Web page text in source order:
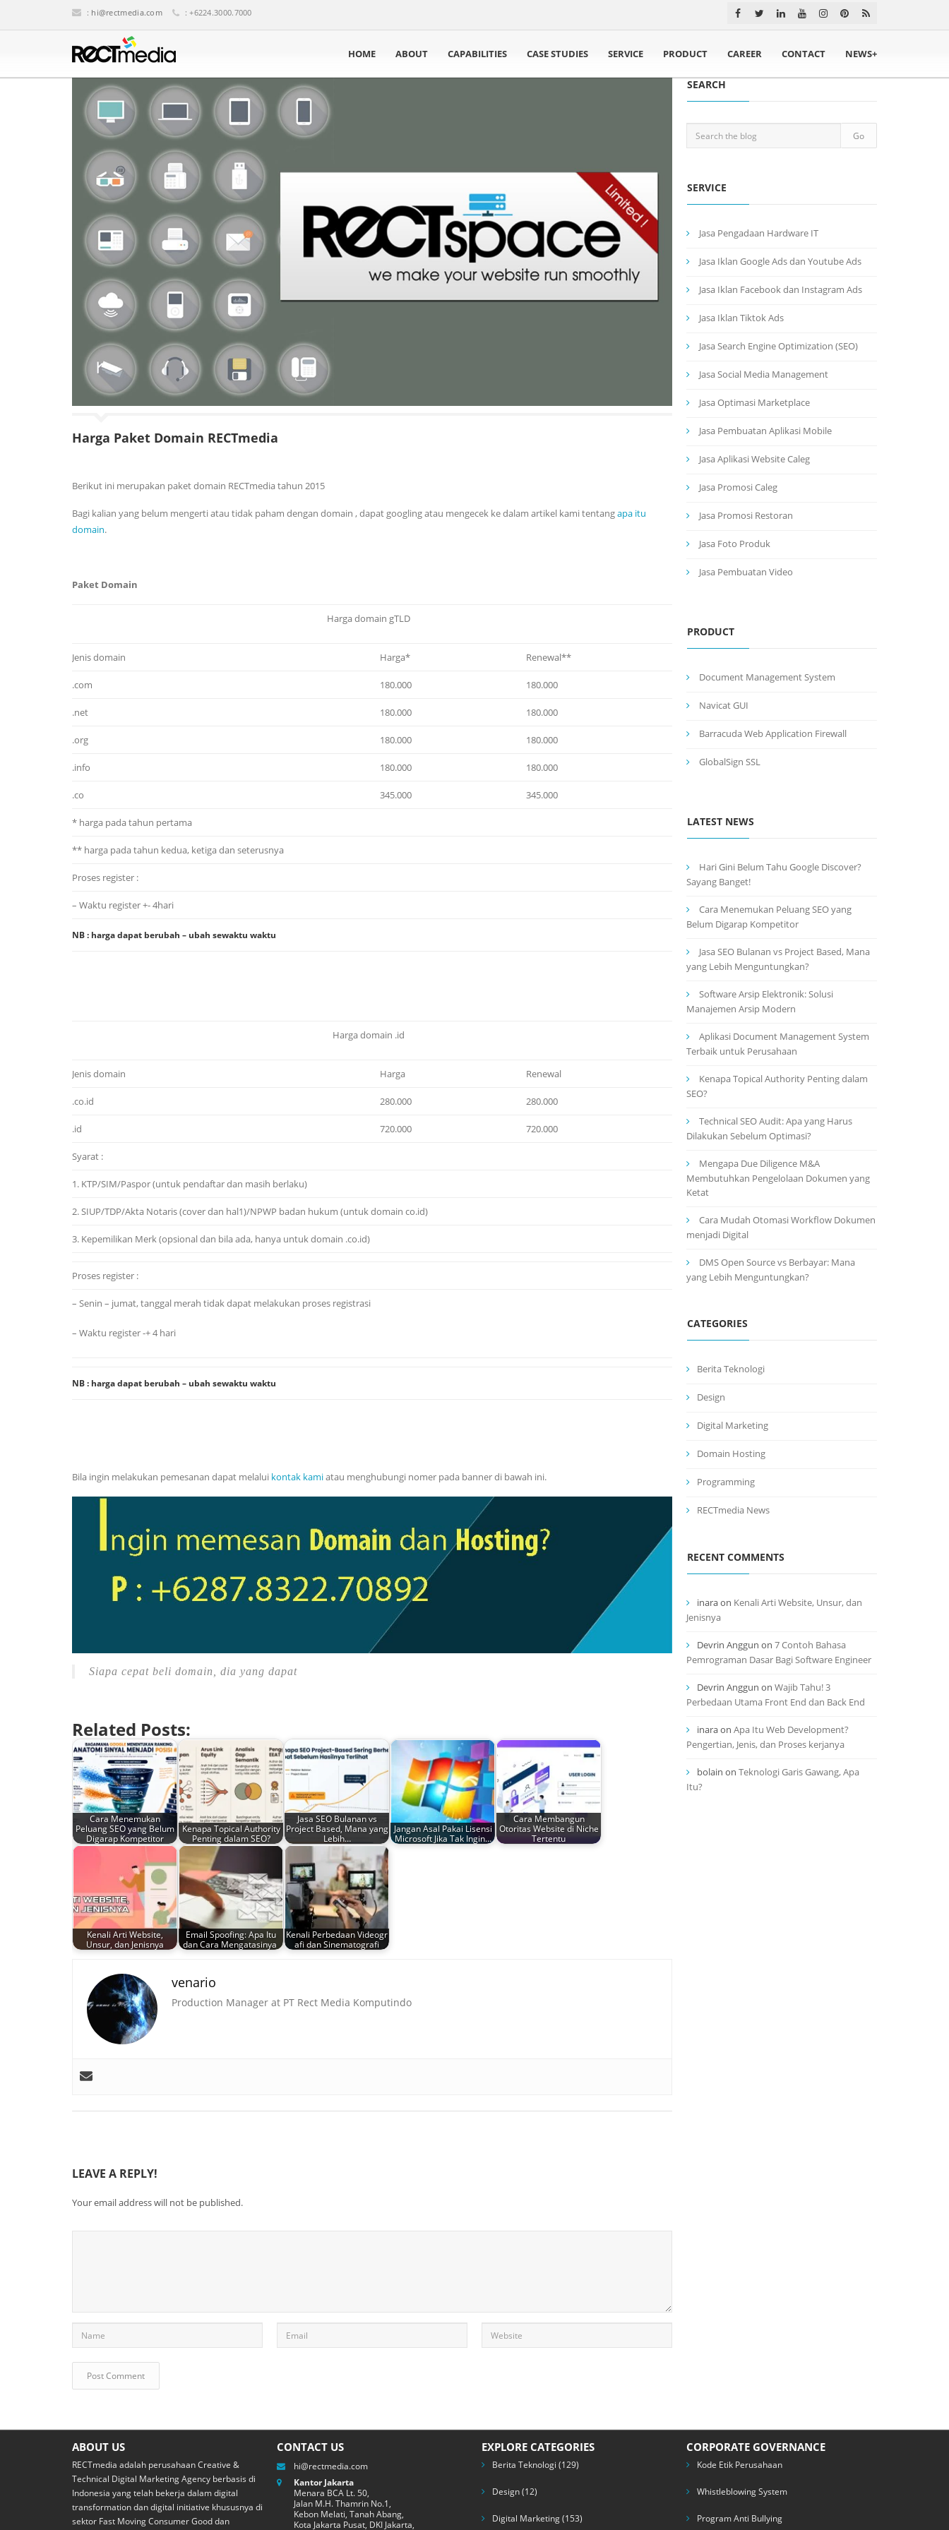
: hi@rectmedia.com : +6224.3000.7000
HOME ABOUT CAPABILITIES CASE STUDIES SERVICE PRODUCT CAREER CONTACT NEWS+
Harga Paket Domain RECTmedia
Berikut ini merupakan paket domain RECTmedia tahun 2015
Bagi kalian yang belum mengerti atau tidak paham dengan domain , dapat googling atau mengecek ke dalam artikel kami tentangapa itu
domain.
Paket Domain
Harga domain gTLD
Jenis domain Harga* Renewal**
.com 180.000 180.000
.net 180.000 180.000
.org 180.000 180.000
.info 180.000 180.000
.co 345.000 345.000
* harga pada tahun pertama
** harga pada tahun kedua, ketiga dan seterusnya
Proses register :
– Waktu register +- 4hari
NB : harga dapat berubah – ubah sewaktu waktu
Harga domain .id
Jenis domain Harga Renewal
.co.id 280.000 280.000
.id 720.000 720.000
Syarat :
1. KTP/SIM/Paspor (untuk pendaftar dan masih berlaku)
2. SIUP/TDP/Akta Notaris (cover dan hal1)/NPWP badan hukum (untuk domain co.id)
3. Kepemilikan Merk (opsional dan bila ada, hanya untuk domain .co.id)
Proses register :
– Senin – jumat, tanggal merah tidak dapat melakukan proses registrasi
– Waktu register -+ 4 hari
NB : harga dapat berubah – ubah sewaktu waktu
Bila ingin melakukan pemesanan dapat melalui kontak kamiatau menghubungi nomer pada banner di bawah ini.
Siapa cepat beli domain, dia yang dapat
Related Posts:
Cara Menemukan
Peluang SEO yang Belum
Digarap Kompetitor
Kenapa Topical Authority
Penting dalam SEO?
Jasa SEO Bulanan vs
Project Based, Mana yang
Lebih…
Jangan Asal Pakai Lisensi
Microsoft Jika Tak Ingin…
Cara Membangun
Otoritas Website di Niche
Tertentu
Kenali Arti Website,
Unsur, dan Jenisnya
Email Spoofing: Apa Itu
dan Cara Mengatasinya
Kenali Perbedaan Videogr
afi dan Sinematografi
venario
Production Manager at PT Rect Media Komputindo
LEAVE A REPLY!
Your email address will not be published.
SEARCH
SERVICE
Jasa Pengadaan Hardware IT
Jasa Iklan Google Ads dan Youtube Ads
Jasa Iklan Facebook dan Instagram Ads
Jasa Iklan Tiktok Ads
Jasa Search Engine Optimization (SEO)
Jasa Social Media Management
Jasa Optimasi Marketplace
Jasa Pembuatan Aplikasi Mobile
Jasa Aplikasi Website Caleg
Jasa Promosi Caleg
Jasa Promosi Restoran
Jasa Foto Produk
Jasa Pembuatan Video
PRODUCT
Document Management System
Navicat GUI
Barracuda Web Application Firewall
GlobalSign SSL
LATEST NEWS
Hari Gini Belum Tahu Google Discover?
Sayang Banget!
Cara Menemukan Peluang SEO yang
Belum Digarap Kompetitor
Jasa SEO Bulanan vs Project Based, Mana
yang Lebih Menguntungkan?
Software Arsip Elektronik: Solusi
Manajemen Arsip Modern
Aplikasi Document Management System
Terbaik untuk Perusahaan
Kenapa Topical Authority Penting dalam
SEO?
Technical SEO Audit: Apa yang Harus
Dilakukan Sebelum Optimasi?
Mengapa Due Diligence M&A
Membutuhkan Pengelolaan Dokumen yang
Ketat
Cara Mudah Otomasi Workflow Dokumen
menjadi Digital
DMS Open Source vs Berbayar: Mana
yang Lebih Menguntungkan?
CATEGORIES
Berita Teknologi
Design
Digital Marketing
Domain Hosting
Programming
RECTmedia News
RECENT COMMENTS
inaraon Kenali Arti Website, Unsur, dan
Jenisnya
Devrin Anggun on 7 Contoh Bahasa
Pemrograman Dasar Bagi Software Engineer
Devrin Anggun on Wajib Tahu! 3
Perbedaan Utama Front End dan Back End
inaraon Apa Itu Web Development?
Pengertian, Jenis, dan Proses kerjanya
bolain on Teknologi Garis Gawang, Apa
Itu?
ABOUT US
RECTmedia adalah perusahaan Creative &
Technical Digital Marketing Agency berbasis di
Indonesia yang telah bekerja dalam digital
transformation dan digital initiative khususnya di
sektor Fast Moving Consumer Good dan
CONTACT US
hi@rectmedia.com
Kantor Jakarta
Menara BCA Lt. 50,
Jalan M.H. Thamrin No.1,
Kebon Melati, Tanah Abang,
Kota Jakarta Pusat, DKI Jakarta,
EXPLORE CATEGORIES
Berita Teknologi (129)
Design(12)
Digital Marketing(153)
CORPORATE GOVERNANCE
Kode Etik Perusahaan
Whistleblowing System
Program Anti Bullying